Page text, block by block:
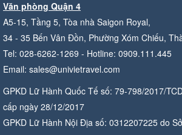
Văn phòng Quận 4
A5-15, Tầng 5, Tòa nhà Saigon Royal,
34 - 35 Bến Vân Đồn, Phường Xóm Chiếu,
Tel: 028-6262-1269 - Hotline: 0909.111.445
Email: sales@univietravel.com
GPKD Lữ Hành Quốc Tế số: 79-798/2017/
cấp ngày 28/12/2017
GPKD Lữ Hành Nội Địa số: 0312207225 do